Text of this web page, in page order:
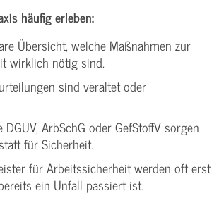
häufig erleben:
Übersicht, welche Maßnahmen zur
wirklich nötig sind.
sind veraltet oder
DGUV, ArbSchG oder GefStoffV sorgen
für Sicherheit.
für Arbeitssicherheit werden oft erst
ein Unfall passiert ist.